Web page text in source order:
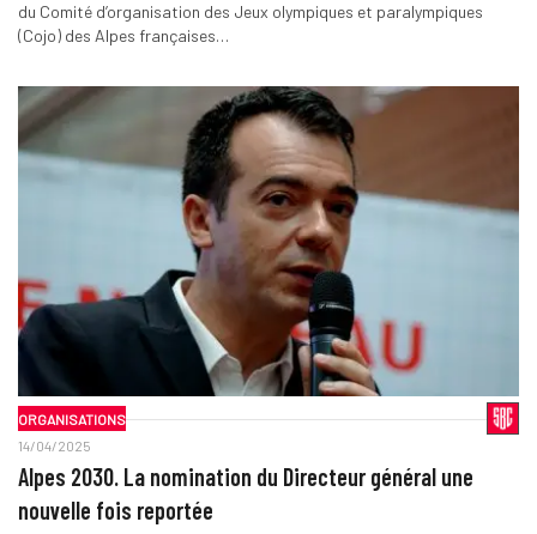
du Comité d’organisation des Jeux olympiques et paralympiques
(Cojo) des Alpes françaises…
ORGANISATIONS
14/04/2025
Alpes 2030. La nomination du Directeur général une
nouvelle fois reportée